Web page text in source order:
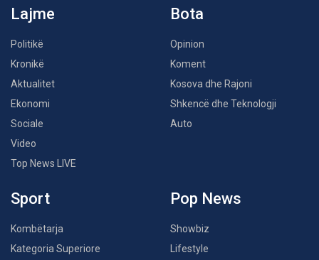
Lajme
Politikë
Kronikë
Aktualitet
Ekonomi
Sociale
Video
Top News LIVE
Bota
Opinion
Koment
Kosova dhe Rajoni
Shkencë dhe Teknologji
Auto
Sport
Kombëtarja
Kategoria Superiore
Pop News
Showbiz
Lifestyle